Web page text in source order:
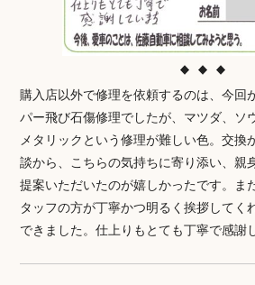
購入店以外で修理を依頼するのは、今回
パー飛び石傷修理でしたが、マツダ、ソ
メタリックという修理が難しい色。交換
談から、こちらの気持ちに寄り添い、親
提案いただいたのが嬉しかったです。ま
タッフの方が丁寧かつ明るく挨拶してく
できました。仕上りもとても丁寧で感謝